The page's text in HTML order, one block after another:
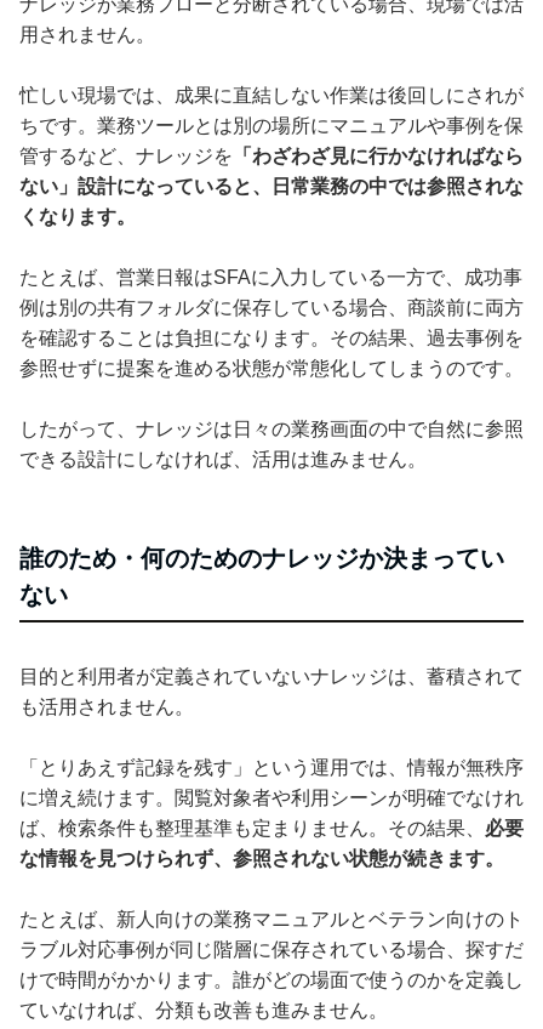
用されません。
忙しい現場では、成果に直結しない作業は後回しにされが
ちです。業務ツールとは別の場所にマニュアルや事例を保
管するなど、ナレッジを 「わざわざ見に行かなければなら
ない」設計になっていると、日常業務の中では参照されな
くなります。
たとえば、営業日報はSFAに入力している一方で、成功事
例は別の共有フォルダに保存している場合、商談前に両方
を確認することは負担になります。その結果、過去事例を
参照せずに提案を進める状態が常態化してしまうのです。
したがって、ナレッジは日々の業務画面の中で自然に参照
できる設計にしなければ、活用は進みません。
誰のため・何のためのナレッジか決まってい
ない
目的と利用者が定義されていないナレッジは、蓄積されて
も活用されません。
「とりあえず記録を残す」という運用では、情報が無秩序
に増え続けます。閲覧対象者や利用シーンが明確でなけれ
ば、検索条件も整理基準も定まりません。その結果、 必要
な情報を見つけられず、参照されない状態が続きます。
たとえば、新人向けの業務マニュアルとベテラン向けのト
ラブル対応事例が同じ階層に保存されている場合、探すだ
けで時間がかかります。誰がどの場面で使うのかを定義し
ていなければ、分類も改善も進みません。